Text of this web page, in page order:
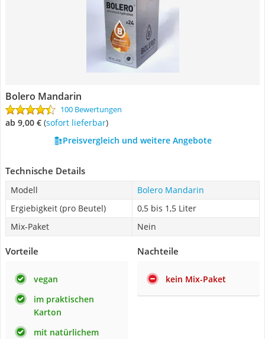
Bolero Mandarin
100 Bewertungen
ab 9,00 € ( Sofort lieferbar)
Preisvergleich und weitere Angebote
Technische Details
Modell
Bolero Mandarin
Ergiebigkeit (pro Beutel)
0,5 bis 1,5 Liter
Mix-Paket
Nein
Vorteile
vegan
im praktischen
Karton
mit natürlichem
Nachteile
kein Mix-Paket